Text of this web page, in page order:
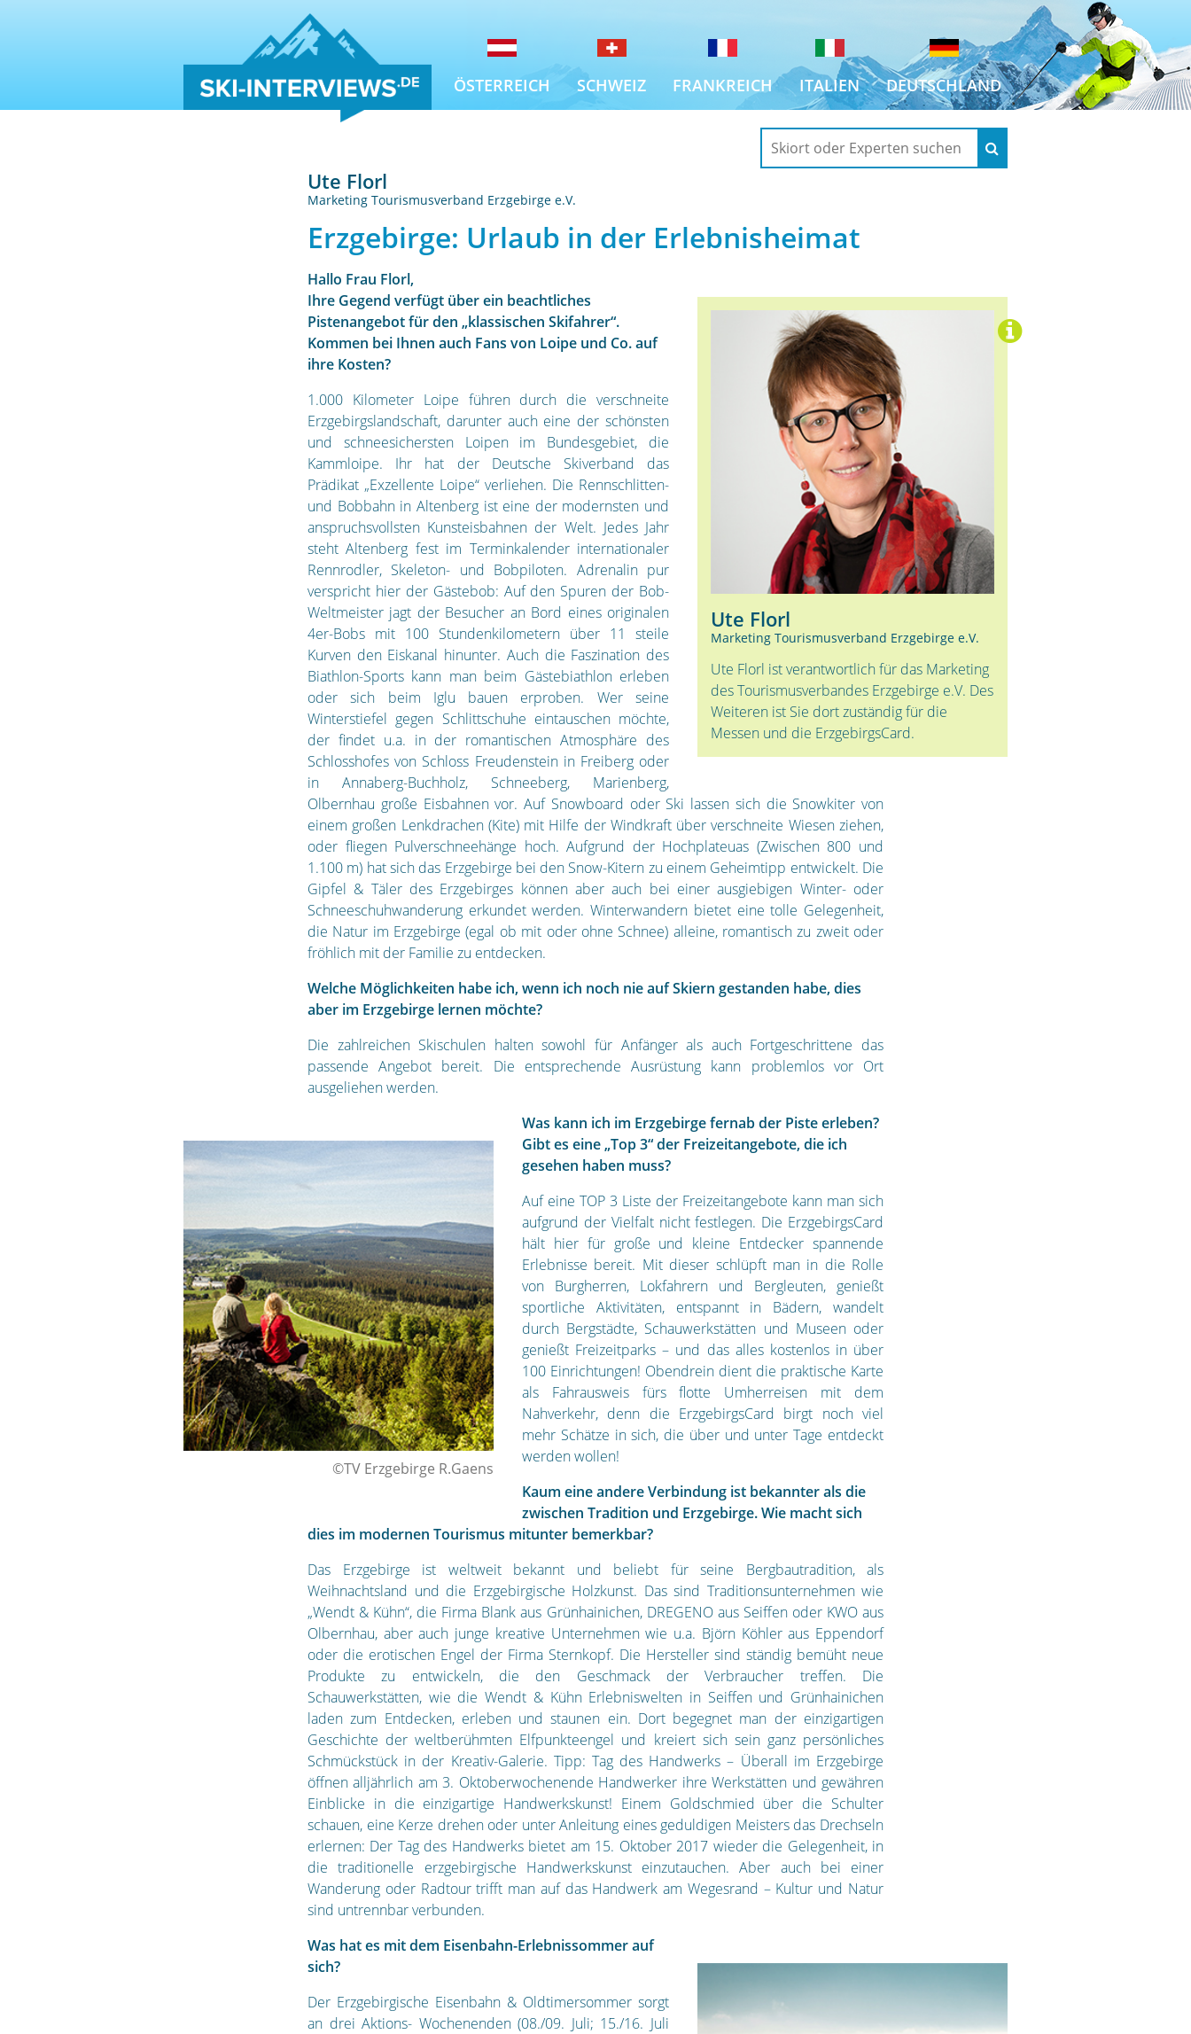
ÖSTERREICH SCHWEIZ FRANKREICH ITALIEN DEUTSCHLAND
Ute Florl
Marketing Tourismusverband Erzgebirge e.V.
Erzgebirge: Urlaub in der Erlebnisheimat
Ute Florl
Marketing Tourismusverband Erzgebirge e.V.
Ute Florl ist verantwortlich für das Marketing
des Tourismusverbandes Erzgebirge e.V. Des
Weiteren ist Sie dort zuständig für die
Messen und die ErzgebirgsCard.
Hallo Frau Florl,
Ihre Gegend verfügt über ein beachtliches
Pistenangebot für den „klassischen Skifahrer“.
Kommen bei Ihnen auch Fans von Loipe und Co. auf
ihre Kosten?
1.000 Kilometer Loipe führen durch die verschneite
Erzgebirgslandschaft, darunter auch eine der schönsten
und schneesichersten Loipen im Bundesgebiet, die
Kammloipe. Ihr hat der Deutsche Skiverband das
Prädikat „Exzellente Loipe“ verliehen. Die Rennschlitten-
und Bobbahn in Altenberg ist eine der modernsten und
anspruchsvollsten Kunsteisbahnen der Welt. Jedes Jahr
steht Altenberg fest im Terminkalender internationaler
Rennrodler, Skeleton- und Bobpiloten. Adrenalin pur
verspricht hier der Gästebob: Auf den Spuren der Bob-
Weltmeister jagt der Besucher an Bord eines originalen
4er-Bobs mit 100 Stundenkilometern über 11 steile
Kurven den Eiskanal hinunter. Auch die Faszination des
Biathlon-Sports kann man beim Gästebiathlon erleben
oder sich beim Iglu bauen erproben. Wer seine
Winterstiefel gegen Schlittschuhe eintauschen möchte,
der findet u.a. in der romantischen Atmosphäre des
Schlosshofes von Schloss Freudenstein in Freiberg oder
in Annaberg-Buchholz, Schneeberg, Marienberg,
Olbernhau große Eisbahnen vor. Auf Snowboard oder Ski lassen sich die Snowkiter von
einem großen Lenkdrachen (Kite) mit Hilfe der Windkraft über verschneite Wiesen ziehen,
oder fliegen Pulverschneehänge hoch. Aufgrund der Hochplateuas (Zwischen 800 und
1.100 m) hat sich das Erzgebirge bei den Snow-Kitern zu einem Geheimtipp entwickelt. Die
Gipfel & Täler des Erzgebirges können aber auch bei einer ausgiebigen Winter- oder
Schneeschuhwanderung erkundet werden. Winterwandern bietet eine tolle Gelegenheit,
die Natur im Erzgebirge (egal ob mit oder ohne Schnee) alleine, romantisch zu zweit oder
fröhlich mit der Familie zu entdecken.
Welche Möglichkeiten habe ich, wenn ich noch nie auf Skiern gestanden habe, dies
aber im Erzgebirge lernen möchte?
Die zahlreichen Skischulen halten sowohl für Anfänger als auch Fortgeschrittene das
passende Angebot bereit. Die entsprechende Ausrüstung kann problemlos vor Ort
ausgeliehen werden.
©TV Erzgebirge R.Gaens
Was kann ich im Erzgebirge fernab der Piste erleben?
Gibt es eine „Top 3“ der Freizeitangebote, die ich
gesehen haben muss?
Auf eine TOP 3 Liste der Freizeitangebote kann man sich
aufgrund der Vielfalt nicht festlegen. Die ErzgebirgsCard
hält hier für große und kleine Entdecker spannende
Erlebnisse bereit. Mit dieser schlüpft man in die Rolle
von Burgherren, Lokfahrern und Bergleuten, genießt
sportliche Aktivitäten, entspannt in Bädern, wandelt
durch Bergstädte, Schauwerkstätten und Museen oder
genießt Freizeitparks – und das alles kostenlos in über
100 Einrichtungen! Obendrein dient die praktische Karte
als Fahrausweis fürs flotte Umherreisen mit dem
Nahverkehr, denn die ErzgebirgsCard birgt noch viel
mehr Schätze in sich, die über und unter Tage entdeckt
werden wollen!
Kaum eine andere Verbindung ist bekannter als die
zwischen Tradition und Erzgebirge. Wie macht sich
dies im modernen Tourismus mitunter bemerkbar?
Das Erzgebirge ist weltweit bekannt und beliebt für seine Bergbautradition, als
Weihnachtsland und die Erzgebirgische Holzkunst. Das sind Traditionsunternehmen wie
„Wendt & Kühn“, die Firma Blank aus Grünhainichen, DREGENO aus Seiffen oder KWO aus
Olbernhau, aber auch junge kreative Unternehmen wie u.a. Björn Köhler aus Eppendorf
oder die erotischen Engel der Firma Sternkopf. Die Hersteller sind ständig bemüht neue
Produkte zu entwickeln, die den Geschmack der Verbraucher treffen. Die
Schauwerkstätten, wie die Wendt & Kühn Erlebniswelten in Seiffen und Grünhainichen
laden zum Entdecken, erleben und staunen ein. Dort begegnet man der einzigartigen
Geschichte der weltberühmten Elfpunkteengel und kreiert sich sein ganz persönliches
Schmückstück in der Kreativ-Galerie. Tipp: Tag des Handwerks – Überall im Erzgebirge
öffnen alljährlich am 3. Oktoberwochenende Handwerker ihre Werkstätten und gewähren
Einblicke in die einzigartige Handwerkskunst! Einem Goldschmied über die Schulter
schauen, eine Kerze drehen oder unter Anleitung eines geduldigen Meisters das Drechseln
erlernen: Der Tag des Handwerks bietet am 15. Oktober 2017 wieder die Gelegenheit, in
die traditionelle erzgebirgische Handwerkskunst einzutauchen. Aber auch bei einer
Wanderung oder Radtour trifft man auf das Handwerk am Wegesrand – Kultur und Natur
sind untrennbar verbunden.
Was hat es mit dem Eisenbahn-Erlebnissommer auf
sich?
Der Erzgebirgische Eisenbahn & Oldtimersommer sorgt
an drei Aktions- Wochenenden (08./09. Juli; 15./16. Juli